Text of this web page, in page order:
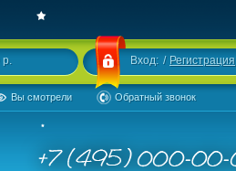
р. Вход: / Регистрация
Вы смотрели Обратный звонок